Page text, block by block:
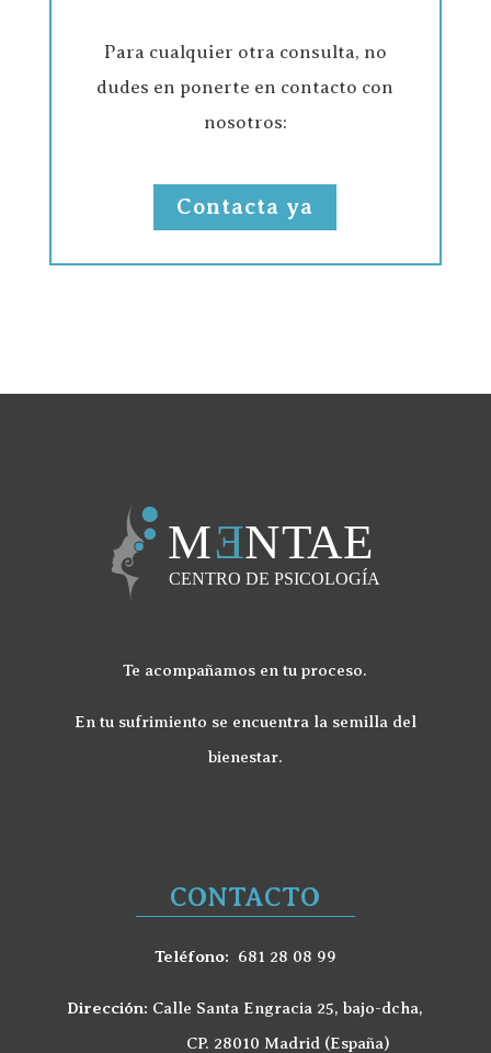
Para cualquier otra consulta, no
dudes en ponerte en contacto con
nosotros:
Contacta ya
Te acompañamos en tu proceso.
En tu sufrimiento se encuentra la semilla del
bienestar.
CONTACTO
Teléfono: 681 28 08 99
Dirección: Calle Santa Engracia 25, bajo-dcha,
CP. 28010 Madrid (España)